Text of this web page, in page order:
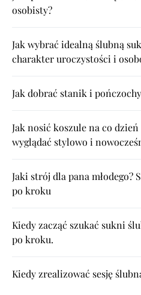
osobisty?
Jak wybrać idealną ślubną
charakter uroczystości i
Jak dobrać stanik i
Jak nosić koszule na co
wyglądać stylowo i
Jaki strój dla pana
po kroku
Kiedy zacząć szukać sukni
po kroku.
Kiedy zrealizować sesję